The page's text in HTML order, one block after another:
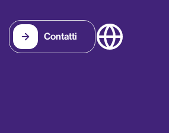
Contatti